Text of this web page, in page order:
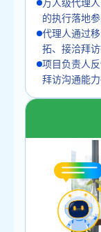
的执行落地参
代理人通过
拓、接洽拜
项目负责人
拜访沟通能力